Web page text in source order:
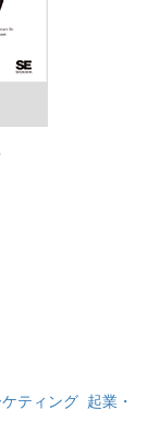
ティング 起業・